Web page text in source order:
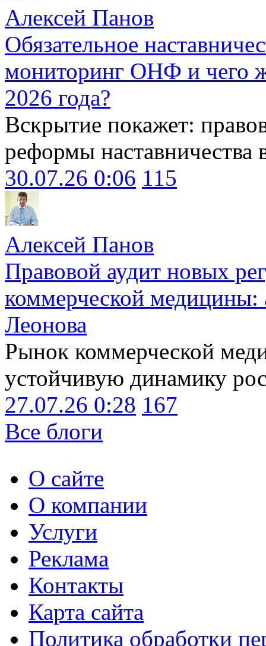
Алексей Панов
Обязательное
мониторинг ОНФ и чего
2026 года?
Вскрытие покажет:
реформы наставничества
30.07.26 0:06 115
Алексей Панов
Правовой аудит новых
коммерческой медицины:
Леонова
Рынок коммерческой
устойчивую динамику
27.07.26 0:28 167
Все блоги
О сайте
О компании
Услуги
Реклама
Контакты
Карта сайта
Политика обработки